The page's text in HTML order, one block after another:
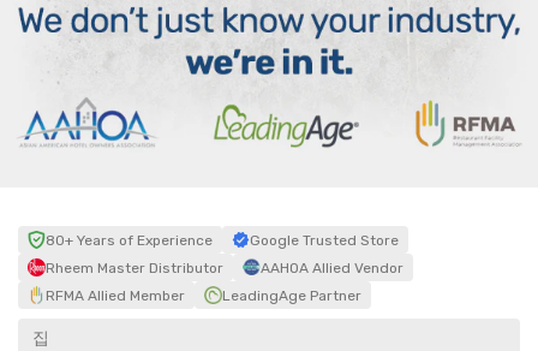
80+ Years of Experience
Google Trusted Store
Rheem Master Distributor
AAHOA Allied Vendor
RFMA Allied Member
LeadingAge Partner
집